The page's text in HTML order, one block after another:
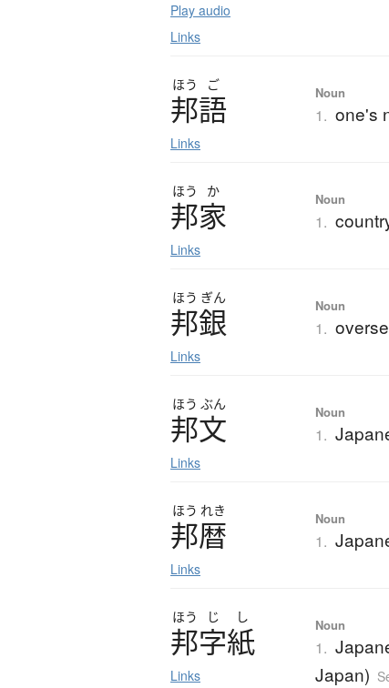
Play audio
Links
ほう ご
邦語
Links
Noun
1. one's
ほう か
邦家
Links
Noun
1.
ほう ぎん
邦銀
Links
Noun
1.
ほう ぶん
邦文
Links
Noun
1.
ほう れき
邦暦
Links
Noun
1.
ほう じ し
邦字紙
Links
Noun
1.
Japan)